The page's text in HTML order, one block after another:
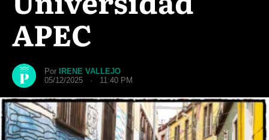
APEC
Por
IRENE VALLEJO
05/12/2025 · 11:40 PM